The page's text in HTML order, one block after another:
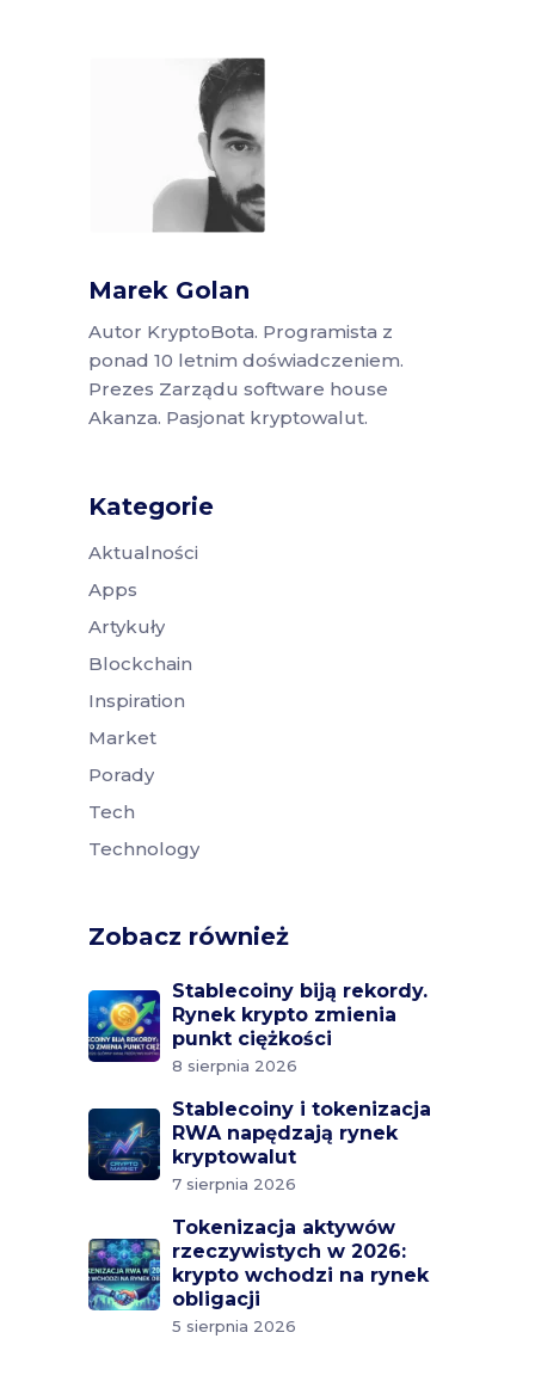
Marek Golan
Autor KryptoBota. Programista z
ponad 10 letnim doświadczeniem.
Prezes Zarządu software house
Akanza. Pasjonat kryptowalut.
Kategorie
Aktualności
Apps
Artykuły
Blockchain
Inspiration
Market
Porady
Tech
Technology
Zobacz również
Stablecoiny biją rekordy.
Rynek krypto zmienia
punkt ciężkości
8 sierpnia 2026
Stablecoiny i tokenizacja
RWA napędzają rynek
kryptowalut
7 sierpnia 2026
Tokenizacja aktywów
rzeczywistych w 2026:
krypto wchodzi na rynek
obligacji
5 sierpnia 2026